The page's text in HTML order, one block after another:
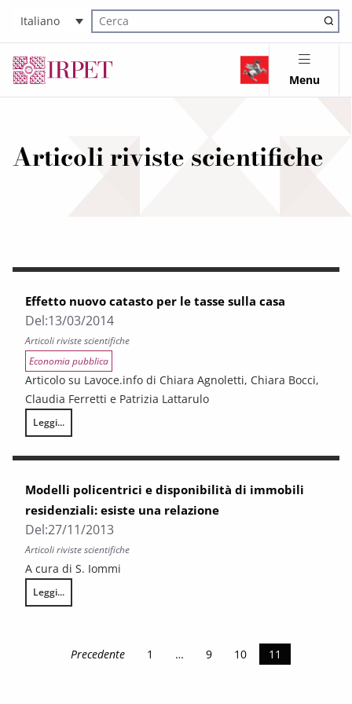
Italiano
Cerca nel sito
Menu
Articoli riviste scientifiche
Effetto nuovo catasto per le tasse sulla casa
Del:13/03/2014
Articoli riviste scientifiche
Economia pubblica
Articolo su Lavoce.info di Chiara Agnoletti, Chiara Bocci,
Claudia Ferretti e Patrizia Lattarulo
Leggi...
Effetto nuovo catasto per le tasse sulla casa
Modelli policentrici e disponibilità di immobili
residenziali: esiste una relazione
Del:27/11/2013
Articoli riviste scientifiche
A cura di S. Iommi
Leggi...
Modelli policentrici e disponibilità di immobili residenziali: esiste una
Precedente 1 … 9 10 11